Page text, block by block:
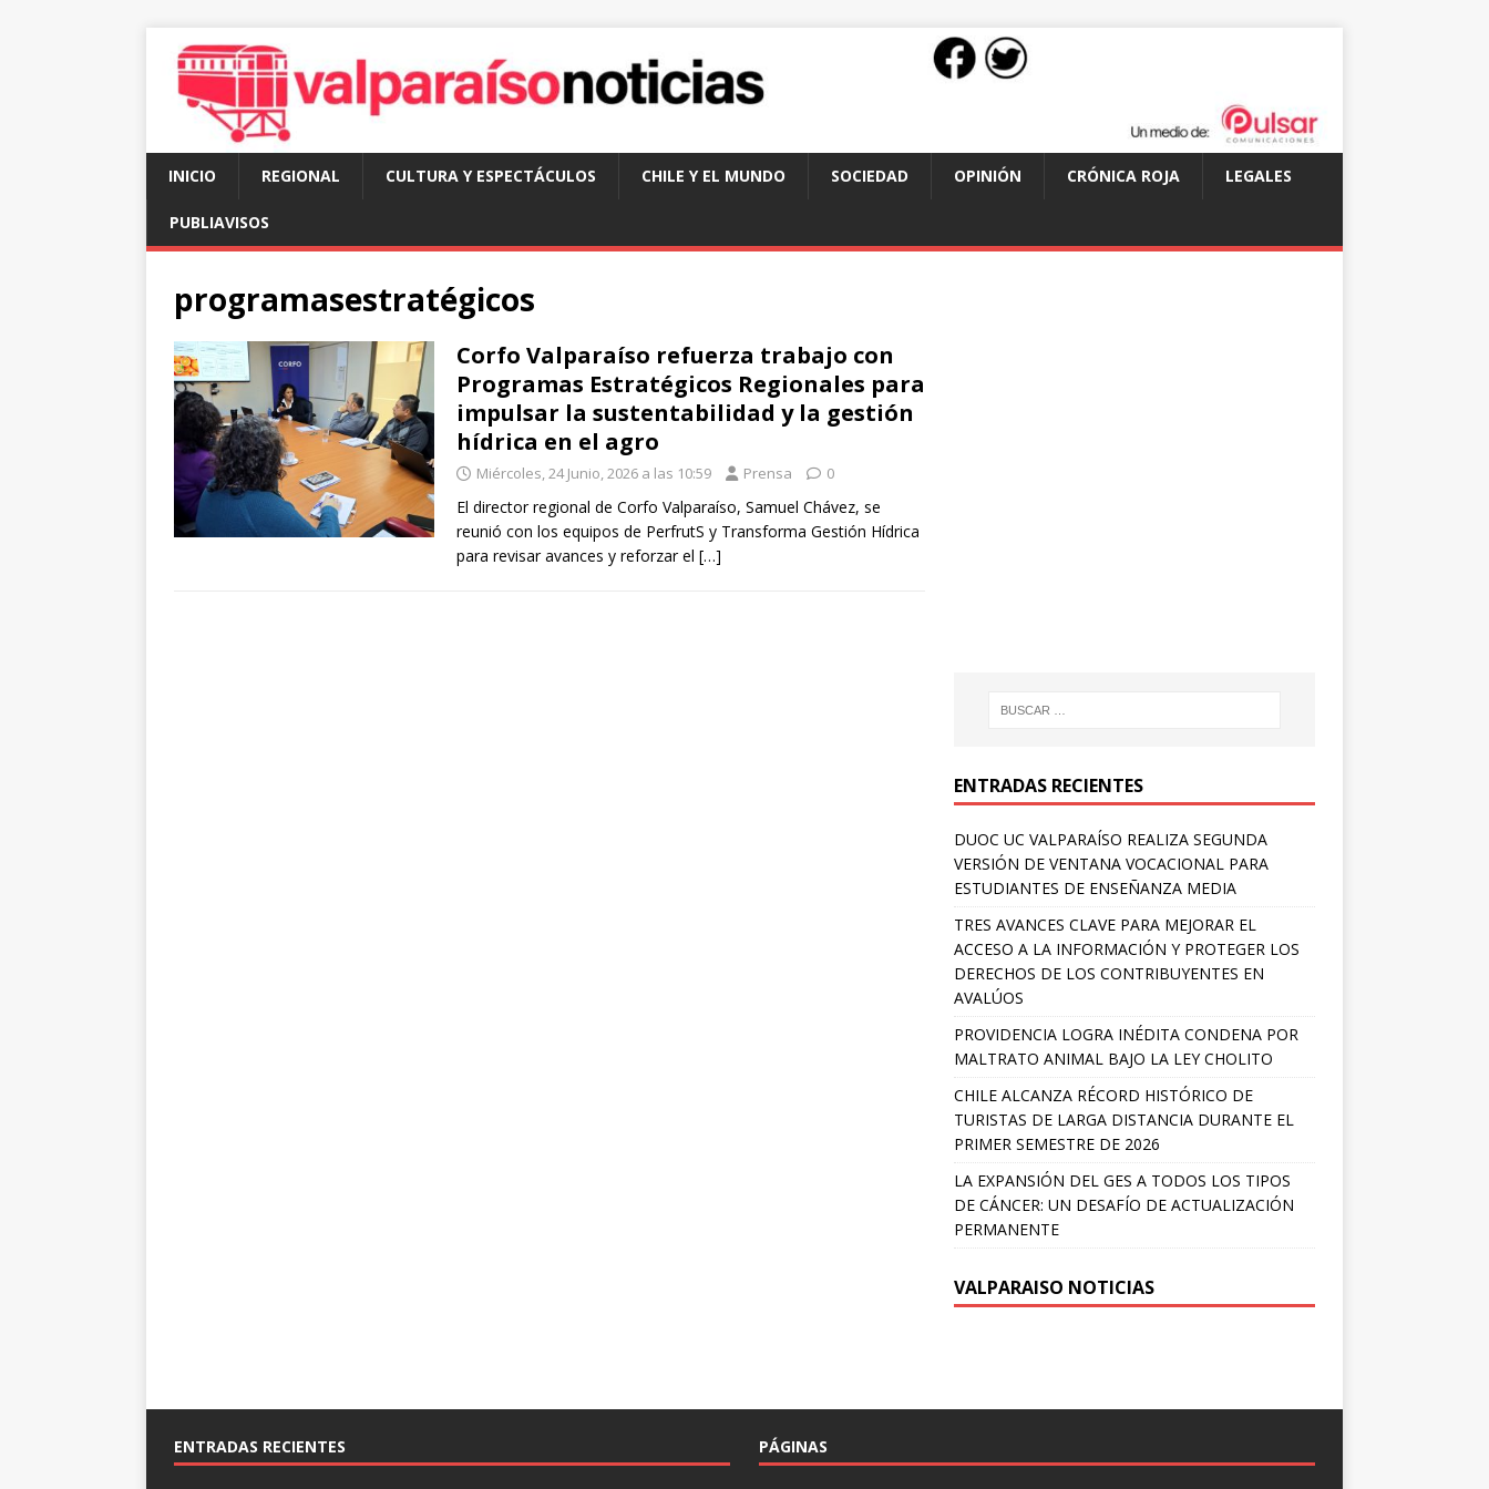
INICIO REGIONAL CULTURA Y ESPECTÁCULOS CHILE Y EL MUNDO SOCIEDAD OPINIÓN CRÓNICA ROJA LEGALES
PUBLIAVISOS
programasestratégicos
Corfo Valparaíso refuerza trabajo con
Programas Estratégicos Regionales para
impulsar la sustentabilidad y la gestión
hídrica en el agro
Miércoles, 24 Junio, 2026 a las 10:59 Prensa 0
El director regional de Corfo Valparaíso, Samuel Chávez, se
reunió con los equipos de PerfrutS y Transforma Gestión Hídrica
para revisar avances y reforzar el […]
ENTRADAS RECIENTES
DUOC UC VALPARAÍSO REALIZA SEGUNDA
VERSIÓN DE VENTANA VOCACIONAL PARA
ESTUDIANTES DE ENSEÑANZA MEDIA
TRES AVANCES CLAVE PARA MEJORAR EL
ACCESO A LA INFORMACIÓN Y PROTEGER LOS
DERECHOS DE LOS CONTRIBUYENTES EN
AVALÚOS
PROVIDENCIA LOGRA INÉDITA CONDENA POR
MALTRATO ANIMAL BAJO LA LEY CHOLITO
CHILE ALCANZA RÉCORD HISTÓRICO DE
TURISTAS DE LARGA DISTANCIA DURANTE EL
PRIMER SEMESTRE DE 2026
LA EXPANSIÓN DEL GES A TODOS LOS TIPOS
DE CÁNCER: UN DESAFÍO DE ACTUALIZACIÓN
PERMANENTE
VALPARAISO NOTICIAS
ENTRADAS RECIENTES PÁGINAS